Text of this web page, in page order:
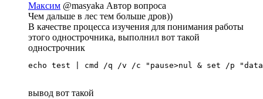
Максим @masyaka Автор вопроса
Чем дальше в лес тем больше дров))
В качестве процесса изучения для понимания работы
этого однострочника, выполнил вот такой
однострочник
echo test | cmd /q /v /c "pause>nul & set /p
вывод вот такой